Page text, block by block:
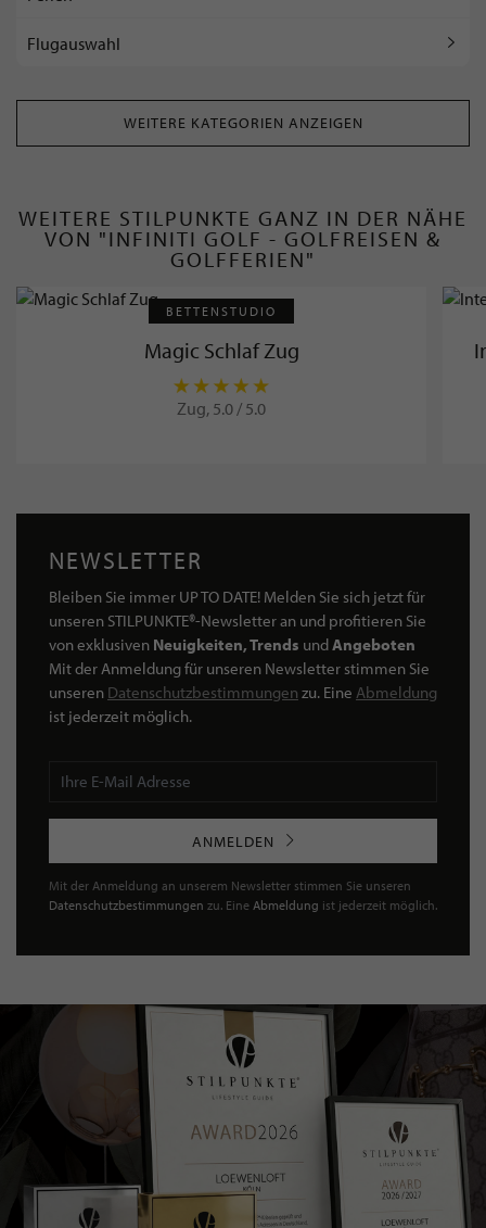
Flugauswahl
WEITERE KATEGORIEN ANZEIGEN
WEITERE STILPUNKTE GANZ IN DER NÄHE
VON "INFINITI GOLF - GOLFREISEN &
GOLFFERIEN"
BETTENSTUDIO
Magic Schlaf Zug
Zug, 5.0 / 5.0
NEWSLETTER
Bleiben Sie immer UP TO DATE! Melden Sie sich jetzt für
unseren STILPUNKTE®-Newsletter an und profitieren Sie
von exklusiven Neuigkeiten, Trends undAngeboten
Mit der Anmeldung für unseren Newsletter stimmen Sie
unseren Datenschutzbestimmungen zu. Eine Abmeldung
ist jederzeit möglich.
ANMELDEN
Mit der Anmeldung an unserem Newsletter stimmen Sie unseren
Datenschutzbestimmungen zu. Eine Abmeldung ist jederzeit möglich.